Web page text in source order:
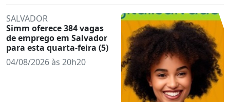
SALVADOR
Simm oferece 384 vagas
de emprego em Salvador
para esta quarta-feira (5)
04/08/2026 às 20h20